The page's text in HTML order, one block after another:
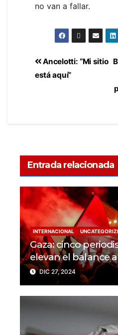
no van a fallar.
Ancelotti: “Mi sitio
está aquí”
Entrada relacionada
INTERNACIONAL
Gaza: cinco
elevan el balance
trabajadores de la
en 2024
DIC 27, 2024